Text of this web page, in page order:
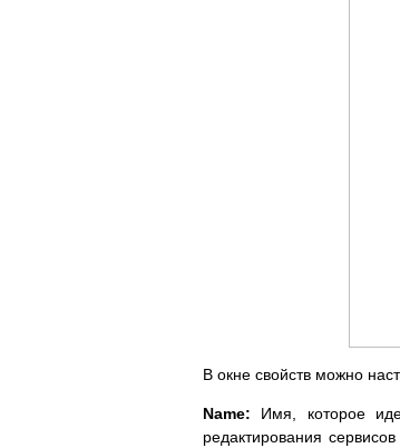
В окне свойств можно
Name: Имя, которое
редактирования